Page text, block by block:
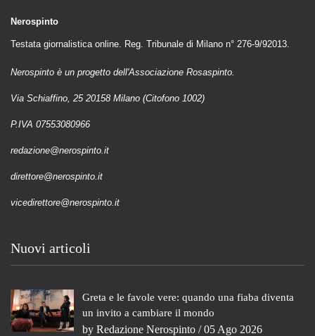
Nerospinto
Testata giornalistica online. Reg. Tribunale di Milano n° 276-9/92013.
Nerospinto è un progetto dell'Associazione Rosaspinto.
Via Schiaffino, 25 20158 Milano (Citofono 1002)
P.IVA 07553080966
redazione@nerospinto.it
direttore@nerospinto.it
vicedirettore@nerospinto.it
Nuovi articoli
Greta e le favole vere: quando una fiaba diventa
un invito a cambiare il mondo
by Redazione Nerospinto / 05 Ago 2026